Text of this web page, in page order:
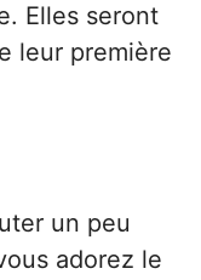
Elles seront
leur première
un peu
adorez le